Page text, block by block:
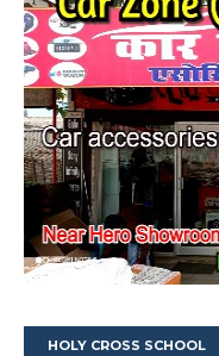
HOLY CROSS SCHOOL